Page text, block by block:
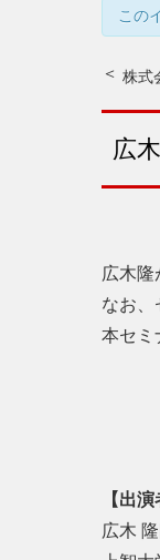
この
株式
広
広木
なお、
本セミ
【出演
広木